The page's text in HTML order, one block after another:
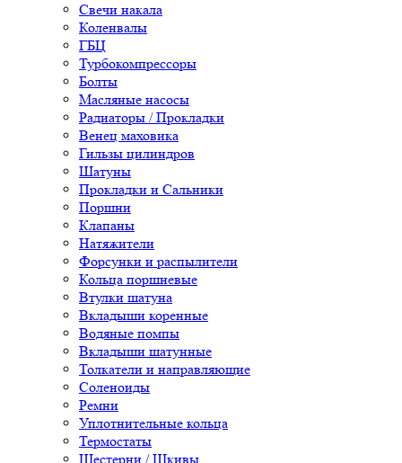
Свечи накала
Коленвалы
ГБЦ
Турбокомпрессоры
Болты
Масляные насосы
Радиаторы / Прокладки
Венец маховика
Гильзы цилиндров
Шатуны
Прокладки и Сальники
Поршни
Клапаны
Натяжители
Форсунки и распылители
Кольца поршневые
Втулки шатуна
Вкладыши коренные
Водяные помпы
Вкладыши шатунные
Толкатели и направляющие
Соленоиды
Ремни
Уплотнительные кольца
Термостаты
Шестерни / Шкивы